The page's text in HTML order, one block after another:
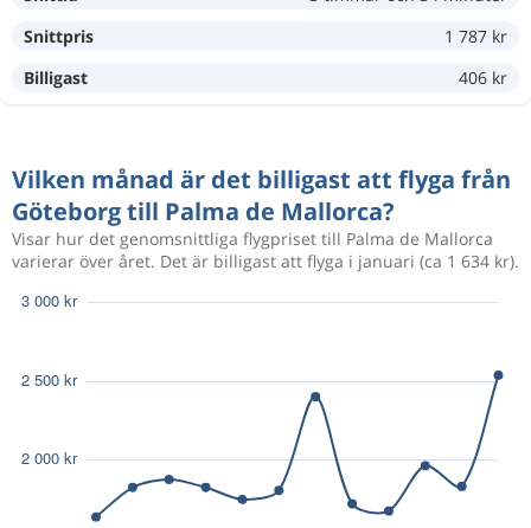
Sep 13
Sep 18
1 213 kr
Sep 19 Palma de Mallorca Göteborg
Aug 19 GöteborgPalma de Mallorca
Aug 21
789 kr
Sep 10 GöteborgPalma de Mallorca 920 kr
Aug 22 Göteborg Palma de Mallorca
Palma de MallorcaGöteborg
877 kr
Snittpris
1 787 kr
Billigast
406 kr
Vilken månad är det billigast att flyga från
Göteborg till Palma de Mallorca?
Visar hur det genomsnittliga flygpriset till Palma de Mallorca
varierar över året. Det är billigast att flyga i januari (ca 1 634 kr).